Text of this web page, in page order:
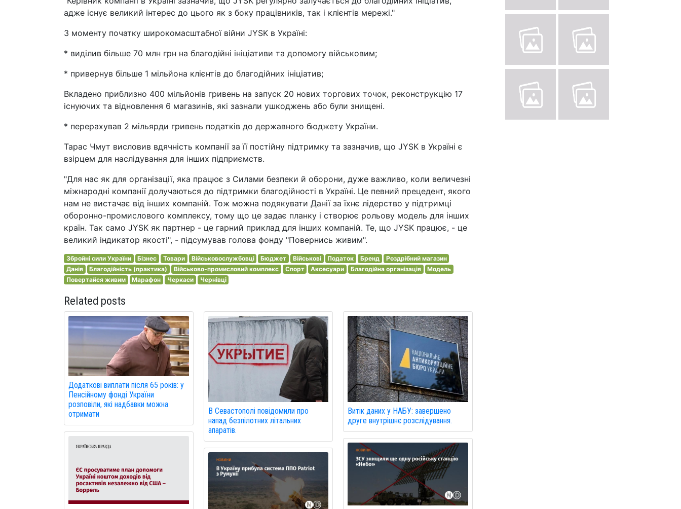
адже існує великий інтерес до цього як з боку працівників, так і клієнтів мережі."
З моменту початку широкомасштабної війни JYSK в Україні:
* виділив більше 70 млн грн на благодійні ініціативи та допомогу військовим;
* привернув більше 1 мільйона клієнтів до благодійних ініціатив;
Вкладено приблизно 400 мільйонів гривень на запуск 20 нових торгових точок, реконструкцію 17
існуючих та відновлення 6 магазинів, які зазнали ушкоджень або були знищені.
* перерахував 2 мільярди гривень податків до державного бюджету України.
Тарас Чмут висловив вдячність компанії за її постійну підтримку та зазначив, що JYSK в Україні є
взірцем для наслідування для інших підприємств.
"Для нас як для організації, яка працює з Силами безпеки й оборони, дуже важливо, коли величезні
міжнародні компанії долучаються до підтримки благодійності в Україні. Це певний прецедент, якого
нам не вистачає від інших компаній. Тож можна подякувати Данії за їхнє лідерство у підтримці
оборонно-промислового комплексу, тому що це задає планку і створює рольову модель для інших
країн. Так само JYSK як партнер - це гарний приклад для інших компаній. Те, що JYSK працює, - це
великий індикатор якості", - підсумував голова фонду "Повернись живим".
Збройні сили України Бізнес Товари Військовослужбовці Бюджет Військові Податок Бренд
Роздрібний магазин
Данія
Благодійність (практика) Військово-промисловий комплекс Спорт Аксесуари Благодійна організація
Модель
Повертайся живим
Марафон Черкаси Чернівці
Related posts
Додаткові виплати після 65 років: у
Пенсійному фонді України
розповіли, які надбавки можна
отримати
В Севастополі повідомили про
напад безпілотних літальних
апаратів.
Витік даних у НАБУ: завершено
друге внутрішнє розслідування.